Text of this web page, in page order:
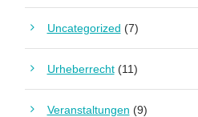
Uncategorized (7)
Urheberrecht(11)
Veranstaltungen (9)